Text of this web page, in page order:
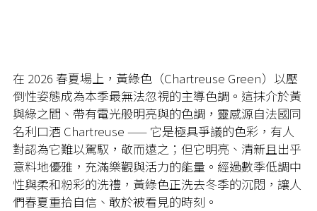
在 2026 春夏場上，黃綠色（Chartreuse Green）以壓
倒性姿態成為本季最無法忽視的主導色調。這抹介於黃
與綠之間、帶有電光般明亮與的色調，靈感源自法國同
名利口酒 Chartreuse —— 它是極具爭議的色彩，有人
對認為它難以駕馭，敬而遠之；但它明亮、清新且出乎
意料地優雅，充滿樂觀與活力的能量。經過數季低調中
性與柔和粉彩的洗禮，黃綠色正洗去冬季的沉悶，讓人
們春夏重拾自信、敢於被看見的時刻。